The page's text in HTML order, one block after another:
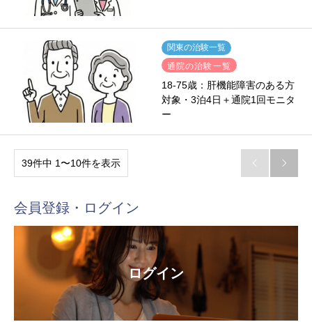
関東の治験一覧
通院の治験一覧
18-75歳：肝機能障害のある方
対象・3泊4日＋通院1回モニタ
ー
39件中 1〜10件を表示  
会員登録・ログイン
ログイン